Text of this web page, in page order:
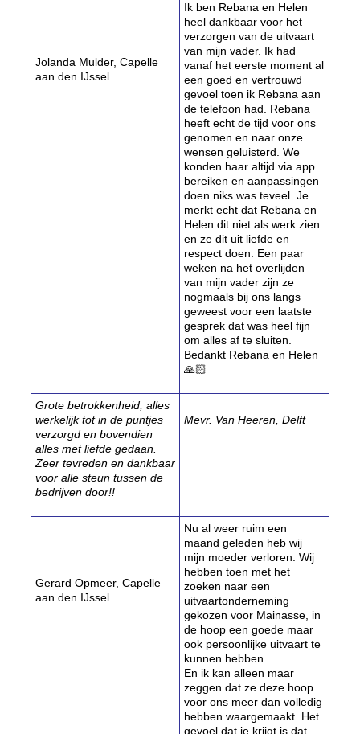
Jolanda Mulder, Capelle
aan den IJssel
Ik ben Rebana en Helen
heel dankbaar voor het
verzorgen van de uitvaart
van mijn vader. Ik had
vanaf het eerste moment al
een goed en vertrouwd
gevoel toen ik Rebana aan
de telefoon had. Rebana
heeft echt de tijd voor ons
genomen en naar onze
wensen geluisterd. We
konden haar altijd via app
bereiken en aanpassingen
doen niks was teveel. Je
merkt echt dat Rebana en
Helen dit niet als werk zien
en ze dit uit liefde en
respect doen. Een paar
weken na het overlijden
van mijn vader zijn ze
nogmaals bij ons langs
geweest voor een laatste
gesprek dat was heel fijn
om alles af te sluiten.
Bedankt Rebana en Helen
🙏🏻
Grote betrokkenheid, alles
werkelijk tot in de puntjes
verzorgd en bovendien
alles met liefde gedaan.
Zeer tevreden en dankbaar
voor alle steun tussen de
bedrijven door!!
Mevr. Van Heeren, Delft
Gerard Opmeer, Capelle
aan den IJssel
Nu al weer ruim een
maand geleden heb wij
mijn moeder verloren. Wij
hebben toen met het
zoeken naar een
uitvaartonderneming
gekozen voor Mainasse, in
de hoop een goede maar
ook persoonlijke uitvaart te
kunnen hebben.
En ik kan alleen maar
zeggen dat ze deze hoop
voor ons meer dan volledig
hebben waargemaakt. Het
gevoel dat je krijgt is dat